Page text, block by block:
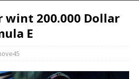
wint 200.000 Dollar
E